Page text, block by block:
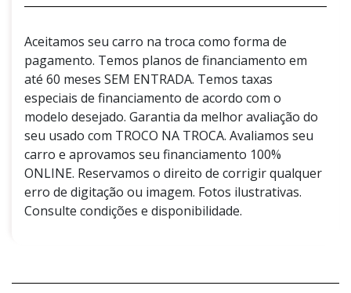
Aceitamos seu carro na troca como forma de
pagamento. Temos planos de financiamento em
até 60 meses SEM ENTRADA. Temos taxas
especiais de financiamento de acordo com o
modelo desejado. Garantia da melhor avaliação do
seu usado com TROCO NA TROCA. Avaliamos seu
carro e aprovamos seu financiamento 100%
ONLINE. Reservamos o direito de corrigir qualquer
erro de digitação ou imagem. Fotos ilustrativas.
Consulte condições e disponibilidade.